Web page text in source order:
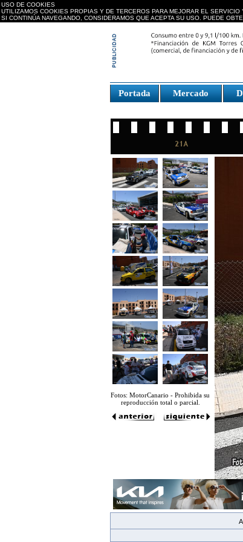
USO DE COOKIES
UTILIZAMOS COOKIES PROPIAS Y DE TERCEROS PARA MEJORAR EL
SI CONTINÚA NAVEGANDO, CONSIDERAMOS QUE ACEPTA SU USO. PUEDE
Portada Mercado
Fotos: MotorCanario - Prohibida su
reproducción total o parcial.